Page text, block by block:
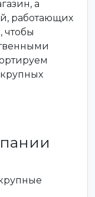
а
работающих
чтобы